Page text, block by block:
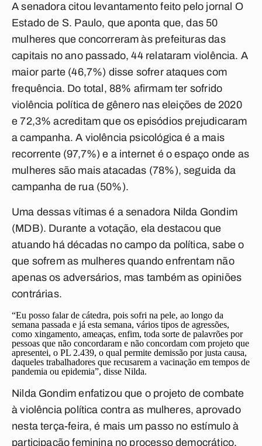
A senadora citou levantamento feito pelo jornal O
Estado de S. Paulo, que aponta que, das 50
mulheres que concorreram às prefeituras das
capitais no ano passado, 44 relataram violência. A
maior parte (46,7%) disse sofrer ataques com
frequência. Do total, 88% afirmam ter sofrido
violência política de gênero nas eleições de 2020
e 72,3% acreditam que os episódios prejudicaram
a campanha. A violência psicológica é a mais
recorrente (97,7%) e a internet é o espaço onde as
mulheres são mais atacadas (78%), seguida da
campanha de rua (50%).
Uma dessas vítimas é a senadora Nilda Gondim
(MDB). Durante a votação, ela destacou que
atuando há décadas no campo da política, sabe o
que sofrem as mulheres quando enfrentam não
apenas os adversários, mas também as opiniões
contrárias.
“Eu posso falar de cátedra, pois sofri na pele, ao longo da
semana passada e já esta semana, vários tipos de agressões,
como xingamento, ameaças, enfim, toda sorte de palavrões por
pessoas que não concordaram e não concordam com projeto que
apresentei, o PL 2.439, o qual permite demissão por justa causa,
daqueles trabalhadores que recusarem a vacinação em tempos de
pandemia ou epidemia”, disse Nilda.
Nilda Gondim enfatizou que o projeto de combate
à violência política contra as mulheres, aprovado
nesta terça-feira, é mais um passo no estímulo à
participação feminina no processo democrático.